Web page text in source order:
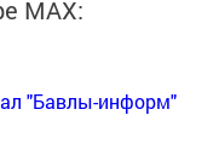
MАХ:
"Бавлы-информ"